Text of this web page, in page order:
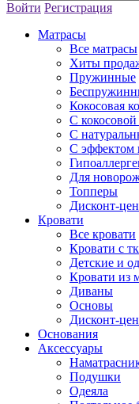
Войти Регистрация
Матрасы
Все матрасы
Хиты
Пружинные
Кокосовая
С
С
С эффектом
Для
Топперы
Дисконт-
Кровати
Все кровати
Кровати с
Детские и
Кровати из
Диваны
Основы
Дисконт-
Основания
Аксессуары
Подушки
Одеяла